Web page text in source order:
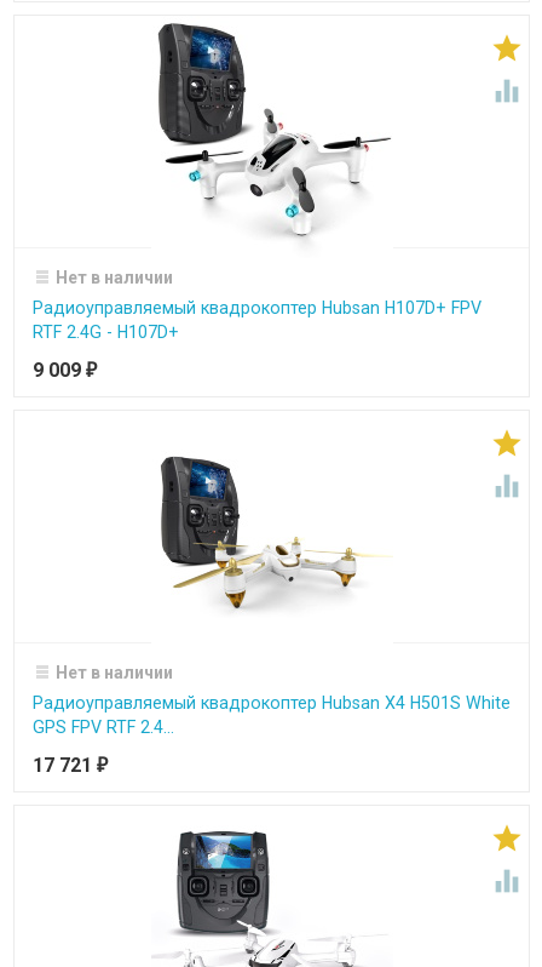


Нет в наличии
Радиоуправляемый квадрокоптер Hubsan H107D+ FPV
RTF 2.4G - H107D+
9 009 ₽


Нет в наличии
Радиоуправляемый квадрокоптер Hubsan X4 H501S White
GPS FPV RTF 2.4...
17 721 ₽

